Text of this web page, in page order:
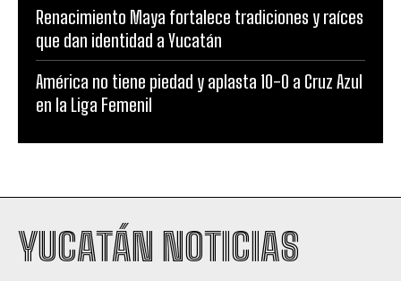
Renacimiento Maya fortalece tradiciones y raíces
que dan identidad a Yucatán
América no tiene piedad y aplasta 10-0 a Cruz Azul
en la Liga Femenil
YUCATÁN NOTICIAS